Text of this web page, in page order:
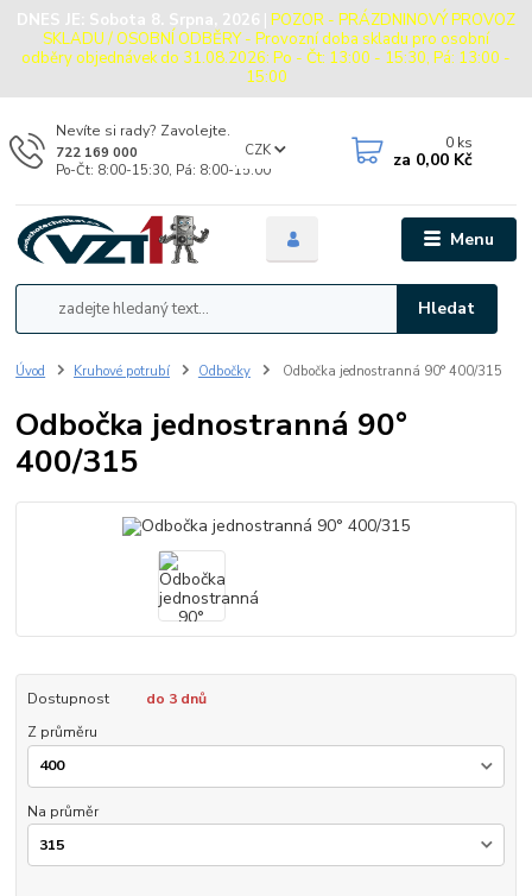
DNES JE: Sobota 8. Srpna, 2026 | POZOR - PRÁZDNINOVÝ PROVOZ
SKLADU / OSOBNÍ ODBĚRY - Provozní doba skladu pro osobní
odběry objednávek do 31.08.2026: Po - Čt: 13:00 - 15:30, Pá: 13:00 -
15:00
Menu
CZK
Hledat
Nevíte si rady? Zavolejte.
722 169 000
Po-Čt: 8:00-15:30, Pá: 8:00-15:00
0 ks
za 0,00 Kč
Úvod Kruhové potrubí Odbočky Odbočka jednostranná 90° 400/315
Odbočka jednostranná 90°
400/315
Dostupnost
do 3 dnů
Z průměru
Na průměr